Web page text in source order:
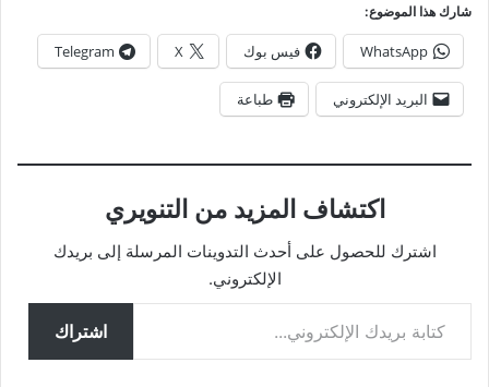
شارك هذا الموضوع:
WhatsApp فيس بوك X
Telegram
البريد الإلكتروني طباعة
اكتشاف المزيد من التنويري
اشترك للحصول على أحدث التدوينات المرسلة إلى بريدك
الإلكتروني.
كتابة بريدك الإلكتروني...
اشتراك